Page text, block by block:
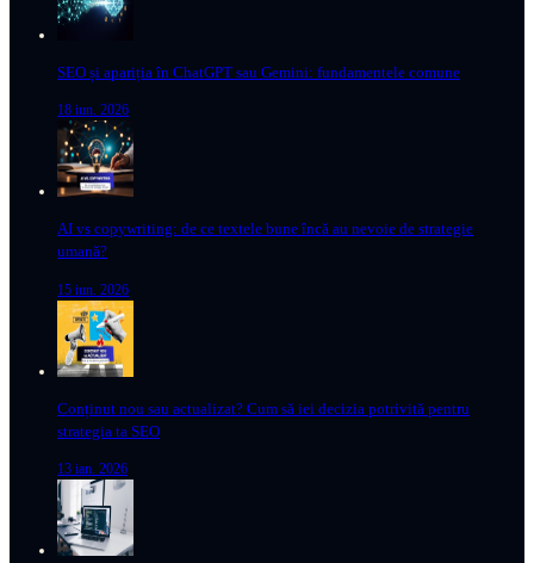
SEO și apariția în ChatGPT sau Gemini: fundamentele comune
18 iun. 2026
AI vs copywriting: de ce textele bune încă au nevoie de strategie
umană?
15 iun. 2026
Conținut nou sau actualizat? Cum să iei decizia potrivită pentru
strategia ta SEO
13 ian. 2026